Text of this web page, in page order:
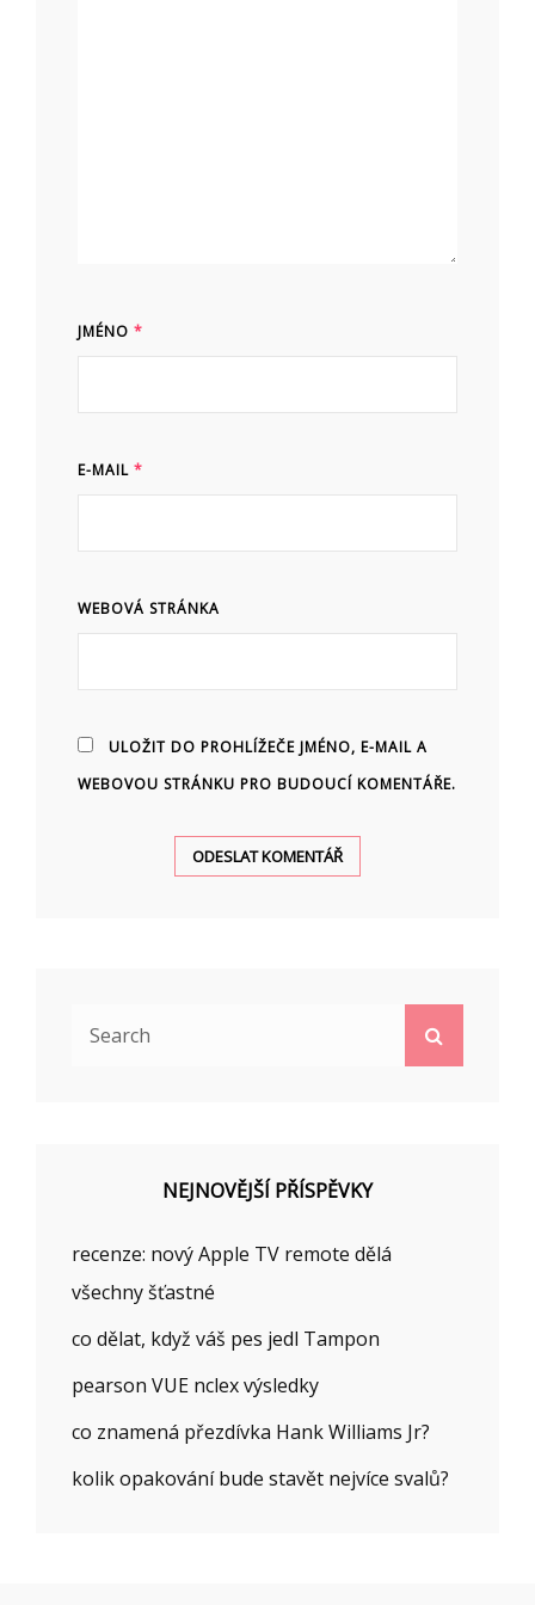
JMÉNO *
E-MAIL *
WEBOVÁ STRÁNKA
ULOŽIT DO PROHLÍŽEČE JMÉNO, E-MAIL A
WEBOVOU STRÁNKU PRO BUDOUCÍ KOMENTÁŘE.
NEJNOVĚJŠÍ PŘÍSPĚVKY
recenze: nový Apple TV remote dělá
všechny šťastné
co dělat, když váš pes jedl Tampon
pearson VUE nclex výsledky
co znamená přezdívka Hank Williams Jr?
kolik opakování bude stavět nejvíce svalů?